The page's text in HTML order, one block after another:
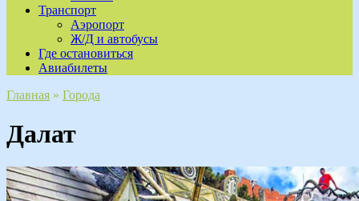
Транспорт
Аэропорт
Ж/Д и автобусы
Где остановиться
Авиабилеты
Главная » Города
Далат